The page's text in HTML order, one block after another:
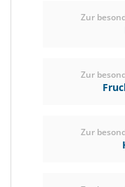
Zur
Zur
Zur